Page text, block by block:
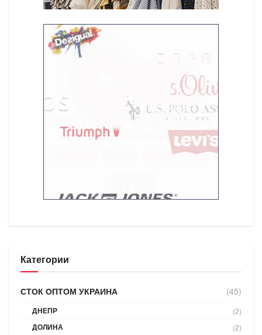
Категории
СТОК ОПТОМ УКРАИНА (45)
ДНЕПР (2)
ДОЛИНА (2)